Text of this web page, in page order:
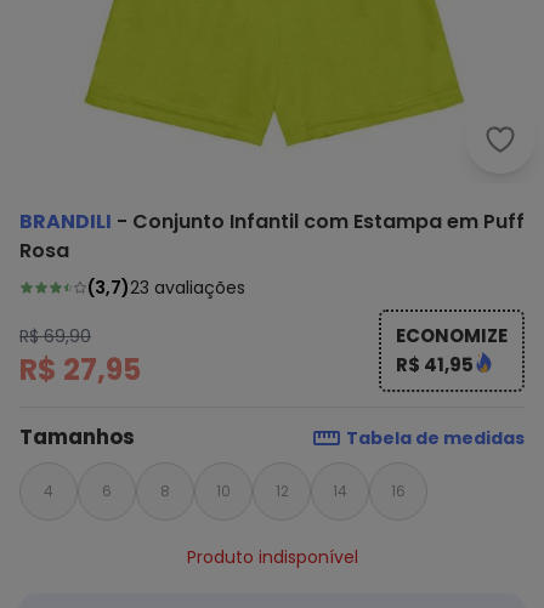
BRANDILI - Conjunto Infantil com Estampa em Puff
Rosa
(3,7)23 avaliações
R$ 69,90
R$ 27,95
ECONOMIZE
R$ 41,95
Tamanhos Tabela de medidas
4 6 8 10 12 14 16
Produto indisponível